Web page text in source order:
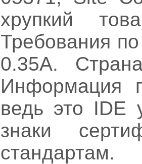
хрупкий
Требования
0.35A.
Информация
ведь это IDE
знаки
стандартам.